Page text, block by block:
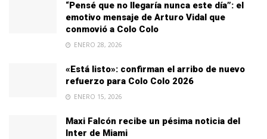
“Pensé que no llegaría nunca este día”: el
emotivo mensaje de Arturo Vidal que
conmovió a Colo Colo
ENERO 28, 2026
«Está listo»: confirman el arribo de nuevo
refuerzo para Colo Colo 2026
ENERO 15, 2026
Maxi Falcón recibe un pésima noticia del
Inter de Miami